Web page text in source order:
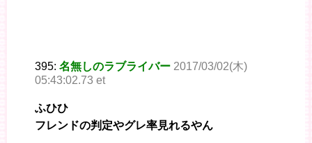
395: 名無しのラブライバー 2017/03/02(木)
05:43:02.73 et
ふひひ
フレンドの判定やグレ率見れるやん